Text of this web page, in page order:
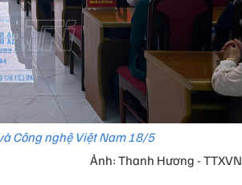
Công nghệ Việt Nam 18/5
Ảnh: Thanh Hương - TTXVN